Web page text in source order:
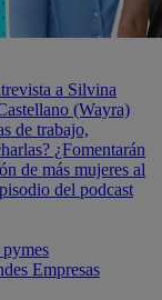
a Silvina
(Wayra)
de trabajo,
¿Fomentarán
de más mujeres al
del podcast
Empresas